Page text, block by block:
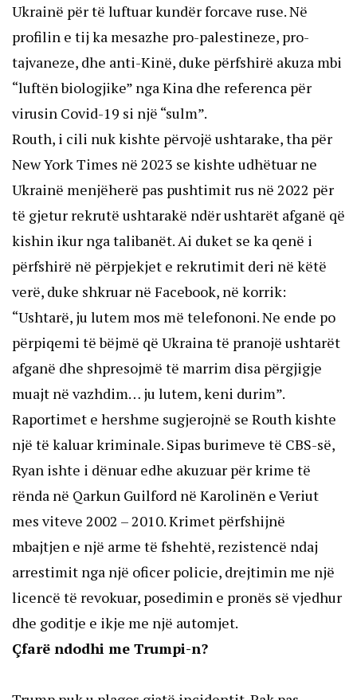
Ukrainë për të luftuar kundër forcave ruse. Në
profilin e tij ka mesazhe pro-palestineze, pro-
tajvaneze, dhe anti-Kinë, duke përfshirë akuza mbi
“luftën biologjike” nga Kina dhe referenca për
virusin Covid-19 si një “sulm”.
Routh, i cili nuk kishte përvojë ushtarake, tha për
New York Times në 2023 se kishte udhëtuar ne
Ukrainë menjëherë pas pushtimit rus në 2022 për
të gjetur rekrutë ushtarakë ndër ushtarët afganë që
kishin ikur nga talibanët. Ai duket se ka qenë i
përfshirë në përpjekjet e rekrutimit deri në këtë
verë, duke shkruar në Facebook, në korrik:
“Ushtarë, ju lutem mos më telefononi. Ne ende po
përpiqemi të bëjmë që Ukraina të pranojë ushtarët
afganë dhe shpresojmë të marrim disa përgjigje
muajt në vazhdim… ju lutem, keni durim”.
Raportimet e hershme sugjerojnë se Routh kishte
një të kaluar kriminale. Sipas burimeve të CBS-së,
Ryan ishte i dënuar edhe akuzuar për krime të
rënda në Qarkun Guilford në Karolinën e Veriut
mes viteve 2002 – 2010. Krimet përfshijnë
mbajtjen e një arme të fshehtë, rezistencë ndaj
arrestimit nga një oficer policie, drejtimin me një
licencë të revokuar, posedimin e pronës së vjedhur
dhe goditje e ikje me një automjet.
Çfarë ndodhi me Trumpi-n?